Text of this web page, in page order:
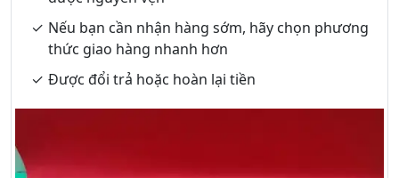
Nếu bạn cần nhận hàng sớm, hãy chọn phương
thức giao hàng nhanh hơn
Được đổi trả hoặc hoàn lại tiền